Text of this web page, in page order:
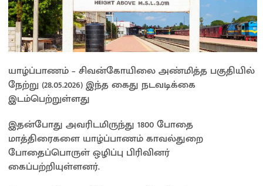
யாழ்ப்பாணம் – சிவன்கோயிலை அண்மித்த பகுதியில்
நேற்று (28.05.2026) இந்த கைது நடவடிக்கை
இடம்பெற்றுள்ளது
இதன்போது அவரிடமிருந்து 1800 போதை
மாத்திரைகளை யாழ்ப்பாணம் காவல்துறை
போதைப்பொருள் ஒழிப்பு பிரிவினர்
கைப்பற்றியுள்ளனர்.